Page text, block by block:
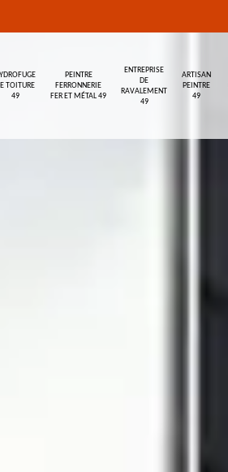
TOITURE
49
PEINTRE
FERRONNERIE
FER ET MÉTAL 49
ENTREPRISE
DE
RAVALEMENT
49
ARTISAN
PEINTRE
49